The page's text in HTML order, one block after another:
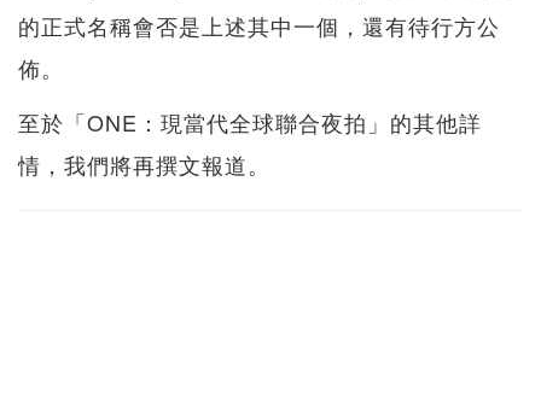
的正式名稱會否是上述其中一個，還有待行方公
佈。
至於「ONE：現當代全球聯合夜拍」的其他詳
情，我們將再撰文報道。